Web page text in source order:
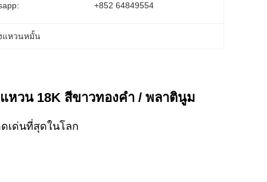
+852 64849554
แหวนหมั้น
หวน 18K สีขาวทองคํา / พลาตินูม
เด่นที่สุดในโลก